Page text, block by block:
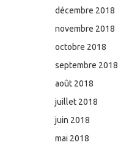
décembre 2018
novembre 2018
octobre 2018
septembre 2018
août 2018
juillet 2018
juin 2018
mai 2018